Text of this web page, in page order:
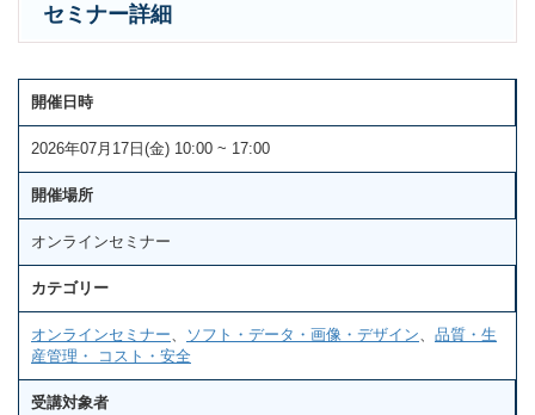
セミナー詳細
開催日時
2026年07月17日(金) 10:00 ~ 17:00
開催場所
オンラインセミナー
カテゴリー
オンラインセミナー ソフト・データ・画像・デザイン
品質・生
産管理・ コスト・安全
受講対象者